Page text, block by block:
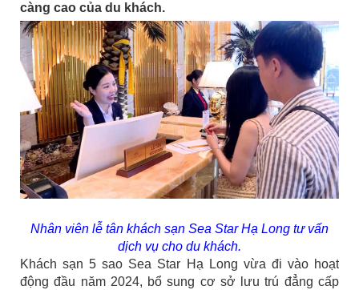
càng cao của du khách.
Nhân viên lễ tân khách sạn Sea Star Hạ Long tư vấn
dịch vụ cho du khách.
Khách sạn 5 sao Sea Star Hạ Long vừa đi vào hoạt
động đầu năm 2024, bổ sung cơ sở lưu trú đẳng cấp